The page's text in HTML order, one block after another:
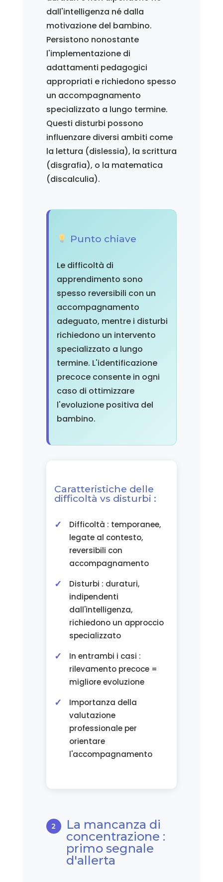
dall'intelligenza né dalla
motivazione del bambino.
Persistono nonostante
l'implementazione di
adattamenti pedagogici
appropriati e richiedono spesso
un accompagnamento
specializzato a lungo termine.
Questi disturbi possono
influenzare diversi ambiti come
la lettura (dislessia), la scrittura
(disgrafia), o la matematica
(discalculia).
Punto chiave
Le difficoltà di
apprendimento sono
spesso reversibili con un
accompagnamento
adeguato, mentre i disturbi
richiedono un intervento
specializzato a lungo
termine. L'identificazione
precoce consente in ogni
caso di ottimizzare
l'evoluzione positiva del
bambino.
Caratteristiche delle
difficoltà vs disturbi :
Difficoltà : temporanee,
legate al contesto,
reversibili con
accompagnamento
Disturbi : duraturi,
indipendenti
dall'intelligenza,
richiedono un approccio
specializzato
In entrambi i casi :
rilevamento precoce =
migliore evoluzione
Importanza della
valutazione
professionale per
orientare
l'accompagnamento
La mancanza di
concentrazione :
primo segnale
d'allerta